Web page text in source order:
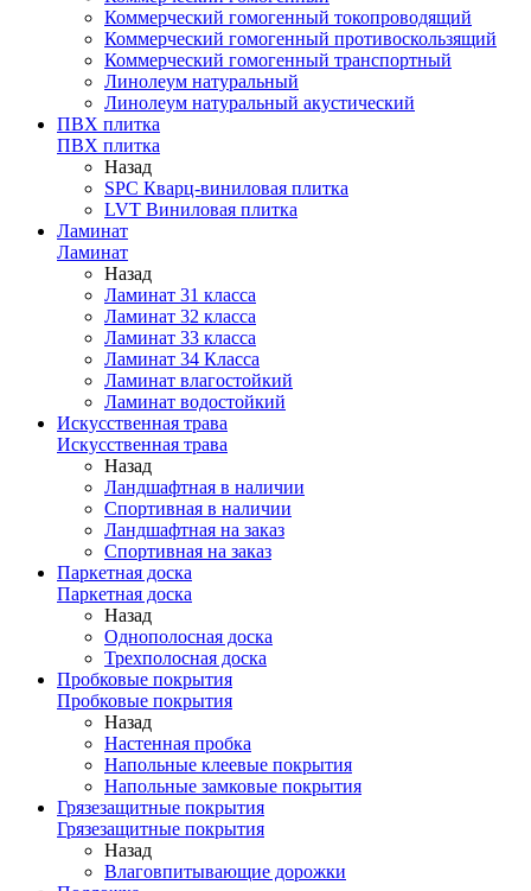
Коммерческий гомогенный токопроводящий
Коммерческий гомогенный противоскользящий
Коммерческий гомогенный транспортный
Линолеум натуральный
Линолеум натуральный акустический
ПВХ плитка
ПВХ плитка
Назад
SPC Кварц-виниловая плитка
LVT Виниловая плитка
Ламинат
Ламинат
Назад
Ламинат 31 класса
Ламинат 32 класса
Ламинат 33 класса
Ламинат 34 Класса
Ламинат влагостойкий
Ламинат водостойкий
Искусственная трава
Искусственная трава
Назад
Ландшафтная в наличии
Спортивная в наличии
Ландшафтная на заказ
Спортивная на заказ
Паркетная доска
Паркетная доска
Назад
Однополосная доска
Трехполосная доска
Пробковые покрытия
Пробковые покрытия
Назад
Настенная пробка
Напольные клеевые покрытия
Напольные замковые покрытия
Грязезащитные покрытия
Грязезащитные покрытия
Назад
Влаговпитывающие дорожки